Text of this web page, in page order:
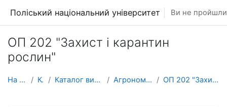
Поліський національний університет Ви не пройшли
ОП 202 "Захист і карантин
рослин"
На головну Курси Каталог вибіркових дисциплін Агрономічний факультет ОП 202 "Захист і карантин рослин"